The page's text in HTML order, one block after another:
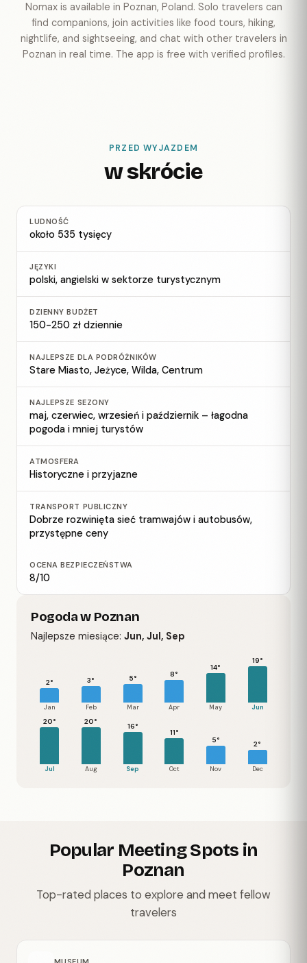
Nomax is available in Poznan, Poland. Solo travelers can
find companions, join activities like food tours, hiking,
nightlife, and sightseeing, and chat with other travelers in
Poznan in real time. The app is free with verified profiles.
PRZED WYJAZDEM
w skrócie
LUDNOŚĆ
około 535 tysięcy
JĘZYKI
polski, angielski w sektorze turystycznym
DZIENNY BUDŻET
150-250 zł dziennie
NAJLEPSZE DLA PODRÓŻNIKÓW
Stare Miasto, Jeżyce, Wilda, Centrum
NAJLEPSZE SEZONY
maj, czerwiec, wrzesień i październik – łagodna
pogoda i mniej turystów
ATMOSFERA
Historyczne i przyjazne
TRANSPORT PUBLICZNY
Dobrze rozwinięta sieć tramwajów i autobusów,
przystępne ceny
OCENA BEZPIECZEŃSTWA
8/10
Pogoda w Poznan
Najlepsze miesiące: Jun, Jul, Sep
2°
Jan
3°
Feb
5°
Mar
8°
Apr
14°
May
19°
Jun
20°
Jul
20°
Aug
16°
Sep
11°
Oct
5°
Nov
2°
Dec
Popular Meeting Spots in
Poznan
Top-rated places to explore and meet fellow
travelers